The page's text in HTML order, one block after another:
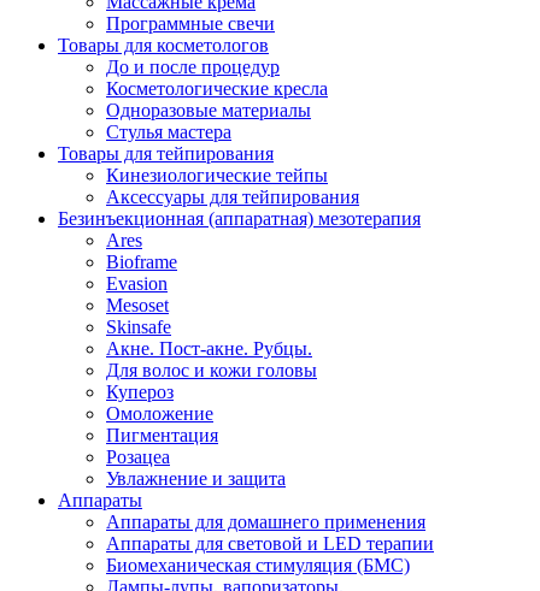
Программные свечи
Товары для косметологов
До и после процедур
Косметологические кресла
Одноразовые материалы
Стулья мастера
Товары для тейпирования
Кинезиологические тейпы
Аксессуары для тейпирования
Безинъекционная (аппаратная) мезотерапия
Ares
Bioframe
Evasion
Mesoset
Skinsafe
Акне. Пост-акне. Рубцы.
Для волос и кожи головы
Купероз
Омоложение
Пигментация
Розацеа
Увлажнение и защита
Аппараты
Аппараты для домашнего применения
Аппараты для световой и LED терапии
Биомеханическая стимуляция (БМС)
Лампы-лупы, вапоризаторы.